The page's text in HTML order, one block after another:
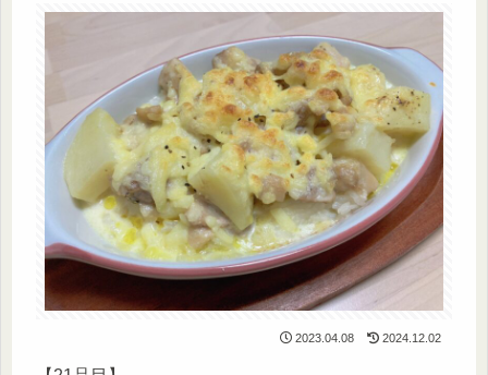
2023.04.08 2024.12.02